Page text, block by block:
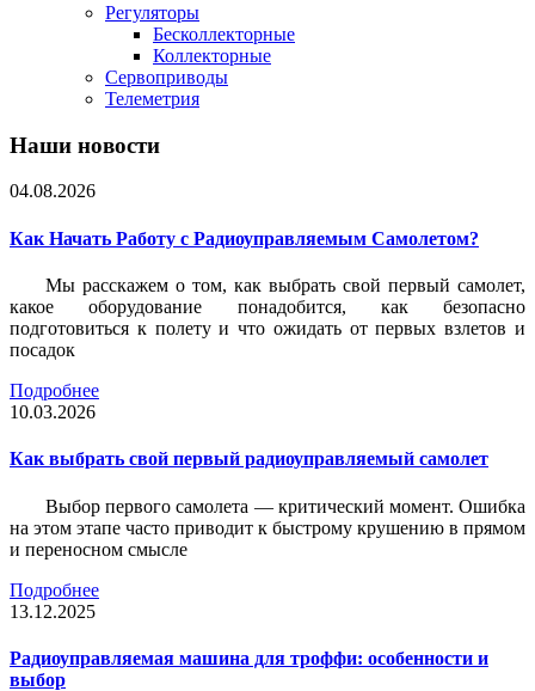
Регуляторы
Бесколлекторные
Коллекторные
Сервоприводы
Телеметрия
Наши новости
04.08.2026
Как Начать Работу с Радиоуправляемым Самолетом?
Мы расскажем о том, как выбрать свой первый самолет,
какое оборудование понадобится, как безопасно
подготовиться к полету и что ожидать от первых взлетов и
посадок
Подробнее
10.03.2026
Как выбрать свой первый радиоуправляемый самолет
Выбор первого самолета — критический момент. Ошибка
на этом этапе часто приводит к быстрому крушению в прямом
и переносном смысле
Подробнее
13.12.2025
Радиоуправляемая машина для троффи: особенности и
выбор